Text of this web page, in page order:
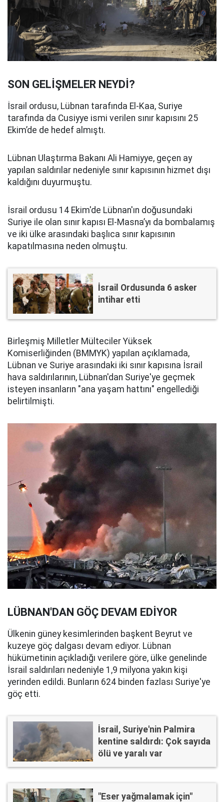
SON GELİŞMELER NEYDİ?
İsrail ordusu, Lübnan tarafında El-Kaa, Suriye
tarafında da Cusiyye ismi verilen sınır kapısını 25
Ekim’de de hedef almıştı.
Lübnan Ulaştırma Bakanı Ali Hamiyye, geçen ay
yapılan saldırılar nedeniyle sınır kapısının hizmet dışı
kaldığını duyurmuştu.
İsrail ordusu 14 Ekim'de Lübnan'ın doğusundaki
Suriye ile olan sınır kapısı El-Masna’yı da bombalamış
ve iki ülke arasındaki başlıca sınır kapısının
kapatılmasına neden olmuştu.
İsrail Ordusunda 6 asker
intihar etti
Birleşmiş Milletler Mülteciler Yüksek
Komiserliğinden (BMMYK) yapılan açıklamada,
Lübnan ve Suriye arasındaki iki sınır kapısına İsrail
hava saldırılarının, Lübnan'dan Suriye'ye geçmek
isteyen insanların "ana yaşam hattını" engellediği
belirtilmişti.
LÜBNAN'DAN GÖÇ DEVAM EDİYOR
Ülkenin güney kesimlerinden başkent Beyrut ve
kuzeye göç dalgası devam ediyor. Lübnan
hükümetinin açıkladığı verilere göre, ülke genelinde
İsrail saldırıları nedeniyle 1,9 milyona yakın kişi
yerinden edildi. Bunların 624 binden fazlası Suriye'ye
göç etti.
İsrail, Suriye'nin Palmira
kentine saldırdı: Çok sayıda
ölü ve yaralı var
"Eser yağmalamak için"